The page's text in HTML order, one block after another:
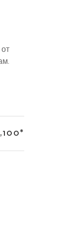
*